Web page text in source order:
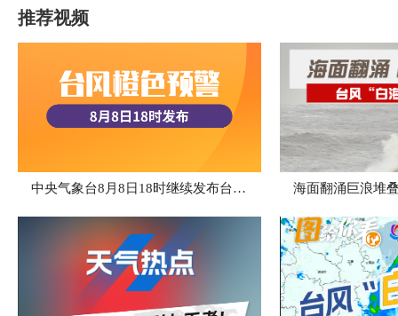
推荐视频
中央气象台8月8日18时继续发布台风橙色预警 海面翻涌巨浪堆